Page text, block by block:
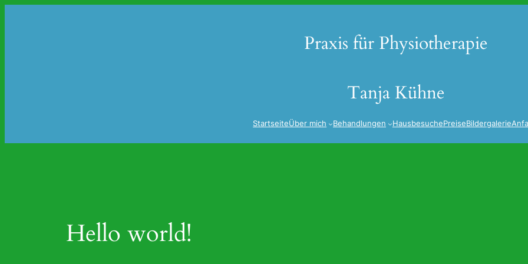
Praxis für Physiotherapie
Tanja Kühne
StartseiteÜber mich Behandlungen HausbesuchePreiseBildergalerie
Hello world!